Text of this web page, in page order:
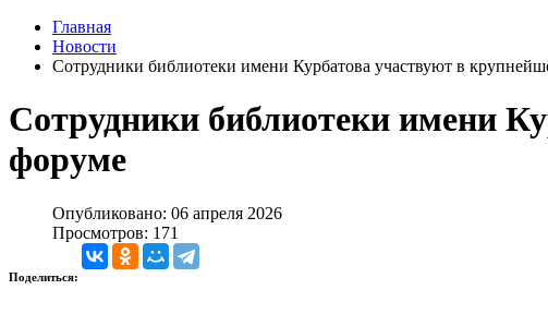
Главная
Новости
Сотрудники библиотеки имени Курбатова участвуют в
Сотрудники библиотеки имени
форуме
Опубликовано: 06 апреля 2026
Просмотров: 171
Поделиться: